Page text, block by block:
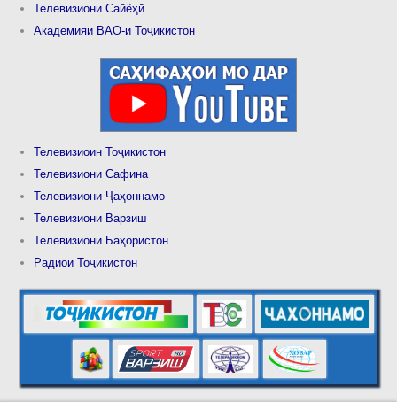
Телевизиони Сайёҳӣ
Академияи ВАО-и Тоҷикистон
Телевизиоин Тоҷикистон
Телевизиони Сафина
Телевизиони Ҷаҳоннамо
Телевизиони Варзиш
Телевизиони Баҳористон
Радиои Тоҷикистон